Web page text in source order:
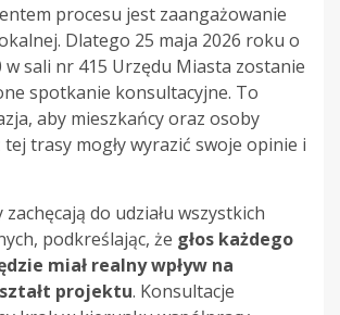
procesu jest zaangażowanie
Dlatego 25 maja 2026 roku o
w sali nr 415 Urzędu Miasta zostanie
spotkanie konsultacyjne. To
aby mieszkańcy oraz osoby
trasy mogły wyrazić swoje opinie i
do udziału wszystkich
podkreślając, że głos każdego
miał realny wpływ na
projektu. Konsultacje